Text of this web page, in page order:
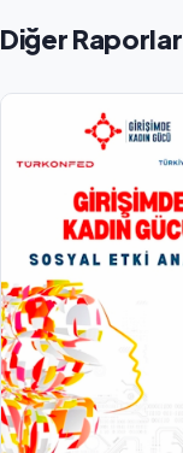
Diğer Raporlar